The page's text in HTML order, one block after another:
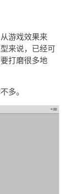
游戏效果来
来说，已经可
打磨很多地
多。